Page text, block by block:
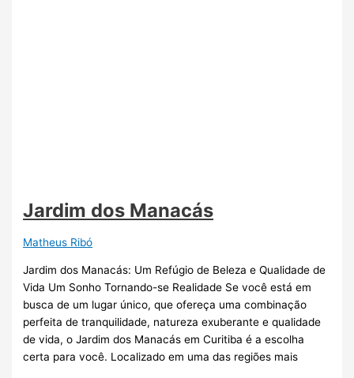
Jardim dos Manacás
Matheus Ribó
Jardim dos Manacás: Um Refúgio de Beleza e Qualidade de
Vida Um Sonho Tornando-se Realidade Se você está em
busca de um lugar único, que ofereça uma combinação
perfeita de tranquilidade, natureza exuberante e qualidade
de vida, o Jardim dos Manacás em Curitiba é a escolha
certa para você. Localizado em uma das regiões mais